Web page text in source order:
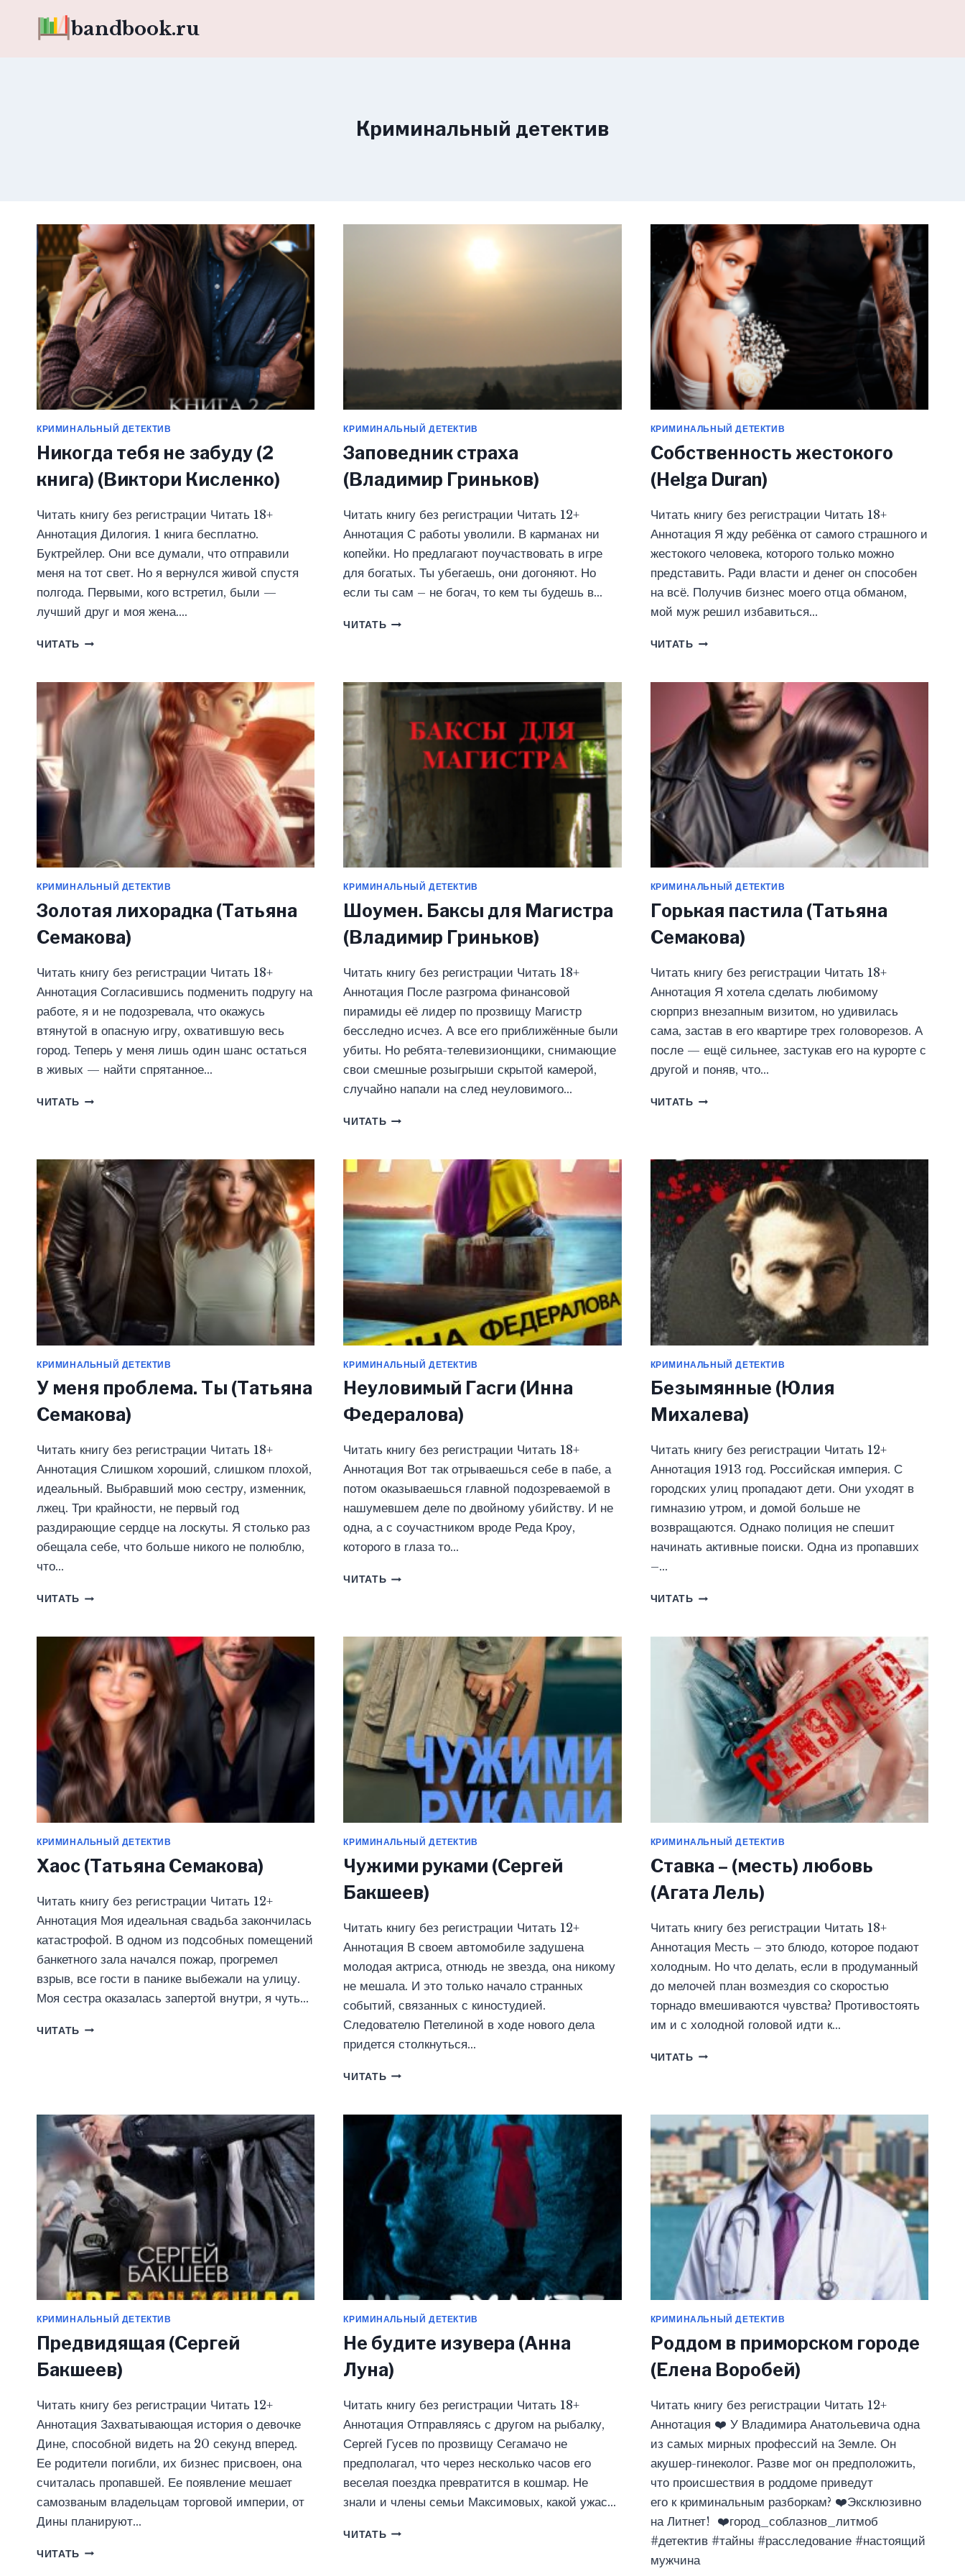
bandbook.ru
Криминальный детектив
КРИМИНАЛЬНЫЙ ДЕТЕКТИВ
Никогда тебя не забуду (2
книга) (Виктори Кисленко)
Читать книгу без регистрации Читать 18+
Аннотация Дилогия. 1 книга бесплатно.
Буктрейлер. Они все думали, что отправили
меня на тот свет. Но я вернулся живой спустя
полгода. Первыми, кого встретил, были —
лучший друг и моя жена….
ЧИТАТЬ НИКОГДА
ЗАБУДУ
(2
КНИГА)
КИСЛЕНКО)
КРИМИНАЛЬНЫЙ ДЕТЕКТИВ
Заповедник страха
(Владимир Гриньков)
Читать книгу без регистрации Читать 12+
Аннотация С работы уволили. В карманах ни
копейки. Но предлагают поучаствовать в игре
для богатых. Ты убегаешь, они догоняют. Но
если ты сам – не богач, то кем ты будешь в…
ЧИТАТЬ ЗАПОВЕДНИК
КРИМИНАЛЬНЫЙ ДЕТЕКТИВ
Собственность жестокого
(Helga Duran)
Читать книгу без регистрации Читать 18+
Аннотация Я жду ребёнка от самого страшного и
жестокого человека, которого только можно
представить. Ради власти и денег он способен
на всё. Получив бизнес моего отца обманом,
мой муж решил избавиться…
ЧИТАТЬ СОБСТВЕННОСТЬ
DURAN)
КРИМИНАЛЬНЫЙ ДЕТЕКТИВ
Золотая лихорадка (Татьяна
Семакова)
Читать книгу без регистрации Читать 18+
Аннотация Согласившись подменить подругу на
работе, я и не подозревала, что окажусь
втянутой в опасную игру, охватившую весь
город. Теперь у меня лишь один шанс остаться
в живых — найти спрятанное…
ЧИТАТЬ ЗОЛОТАЯ
КРИМИНАЛЬНЫЙ ДЕТЕКТИВ
Шоумен. Баксы для Магистра
(Владимир Гриньков)
Читать книгу без регистрации Читать 18+
Аннотация После разгрома финансовой
пирамиды её лидер по прозвищу Магистр
бесследно исчез. А все его приближённые были
убиты. Но ребята-телевизионщики, снимающие
свои смешные розыгрыши скрытой камерой,
случайно напали на след неуловимого…
ЧИТАТЬ ШОУМЕН.
МАГИСТРА
(ВЛАДИМИР
ГРИНЬКОВ)
КРИМИНАЛЬНЫЙ ДЕТЕКТИВ
Горькая пастила (Татьяна
Семакова)
Читать книгу без регистрации Читать 18+
Аннотация Я хотела сделать любимому
сюрприз внезапным визитом, но удивилась
сама, застав в его квартире трех головорезов. А
после — ещё сильнее, застукав его на курорте с
другой и поняв, что…
ЧИТАТЬ ГОРЬКАЯ
КРИМИНАЛЬНЫЙ ДЕТЕКТИВ
У меня проблема. Ты (Татьяна
Семакова)
Читать книгу без регистрации Читать 18+
Аннотация Слишком хороший, слишком плохой,
идеальный. Выбравший мою сестру, изменник,
лжец. Три крайности, не первый год
раздирающие сердце на лоскуты. Я столько раз
обещала себе, что больше никого не полюблю,
что…
ЧИТАТЬ У
ТЫ
(ТАТЬЯНА
СЕМАКОВА)
КРИМИНАЛЬНЫЙ ДЕТЕКТИВ
Неуловимый Гасги (Инна
Федералова)
Читать книгу без регистрации Читать 18+
Аннотация Вот так отрываешься себе в пабе, а
потом оказываешься главной подозреваемой в
нашумевшем деле по двойному убийству. И не
одна, а с соучастником вроде Реда Кроу,
которого в глаза то…
ЧИТАТЬ НЕУЛОВИМЫЙ
КРИМИНАЛЬНЫЙ ДЕТЕКТИВ
Безымянные (Юлия
Михалева)
Читать книгу без регистрации Читать 12+
Аннотация 1913 год. Российская империя. С
городских улиц пропадают дети. Они уходят в
гимназию утром, и домой больше не
возвращаются. Однако полиция не спешит
начинать активные поиски. Одна из пропавших
–…
ЧИТАТЬ БЕЗЫМЯННЫЕ
КРИМИНАЛЬНЫЙ ДЕТЕКТИВ
Хаос (Татьяна Семакова)
Читать книгу без регистрации Читать 12+
Аннотация Моя идеальная свадьба закончилась
катастрофой. В одном из подсобных помещений
банкетного зала начался пожар, прогремел
взрыв, все гости в панике выбежали на улицу.
Моя сестра оказалась запертой внутри, я чуть…
ЧИТАТЬ ХАОС
КРИМИНАЛЬНЫЙ ДЕТЕКТИВ
Чужими руками (Сергей
Бакшеев)
Читать книгу без регистрации Читать 12+
Аннотация В своем автомобиле задушена
молодая актриса, отнюдь не звезда, она никому
не мешала. И это только начало странных
событий, связанных с киностудией.
Следователю Петелиной в ходе нового дела
придется столкнуться…
ЧИТАТЬ ЧУЖИМИ
БАКШЕЕВ)
КРИМИНАЛЬНЫЙ ДЕТЕКТИВ
Ставка – (месть) любовь
(Агата Лель)
Читать книгу без регистрации Читать 18+
Аннотация Месть – это блюдо, которое подают
холодным. Но что делать, если в продуманный
до мелочей план возмездия со скоростью
торнадо вмешиваются чувства? Противостоять
им и с холодной головой идти к…
ЧИТАТЬ СТАВКА
(АГАТА
ЛЕЛЬ)
КРИМИНАЛЬНЫЙ ДЕТЕКТИВ
Предвидящая (Сергей
Бакшеев)
Читать книгу без регистрации Читать 12+
Аннотация Захватывающая история о девочке
Дине, способной видеть на 20 секунд вперед.
Ее родители погибли, их бизнес присвоен, она
считалась пропавшей. Ее появление мешает
самозваным владельцам торговой империи, от
Дины планируют…
ЧИТАТЬ ПРЕДВИДЯЩАЯ
КРИМИНАЛЬНЫЙ ДЕТЕКТИВ
Не будите изувера (Анна
Луна)
Читать книгу без регистрации Читать 18+
Аннотация Отправляясь с другом на рыбалку,
Сергей Гусев по прозвищу Сегамачо не
предполагал, что через несколько часов его
веселая поездка превратится в кошмар. Не
знали и члены семьи Максимовых, какой ужас…
ЧИТАТЬ НЕ
КРИМИНАЛЬНЫЙ ДЕТЕКТИВ
Роддом в приморском городе
(Елена Воробей)
Читать книгу без регистрации Читать 12+
Аннотация ‍❤️‍ У Владимира Анатольевича одна
из самых мирных профессий на Земле. Он
акушер-гинеколог. Разве мог он предположить,
что происшествия в роддоме приведут
его к криминальным разборкам? ‍❤️‍Эксклюзивно
на Литнет! ‍❤️‍город_соблазнов_литмоб
#детектив #тайны #расследование #настоящий
мужчина